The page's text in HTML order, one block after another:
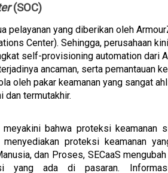
(SOC)
pelayanan yang diberikan oleh
Center). Sehingga, perusahaan
self-provisioning automation dari
ancaman, serta pemantauan
oleh pakar keamanan yang sangat
dan termutakhir.
meyakini bahwa proteksi keamanan
menyediakan proteksi keamanan
dan Proses, SECaaS